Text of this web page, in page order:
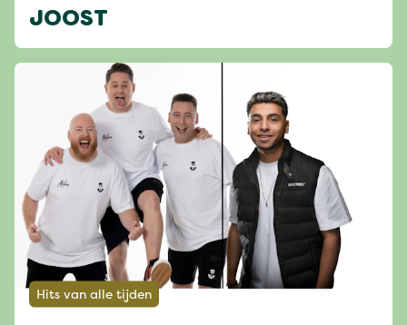
JOOST
Hits van alle tijden